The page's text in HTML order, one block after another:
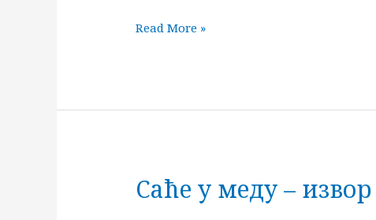
Read More »
Саће у меду –
Саће
у